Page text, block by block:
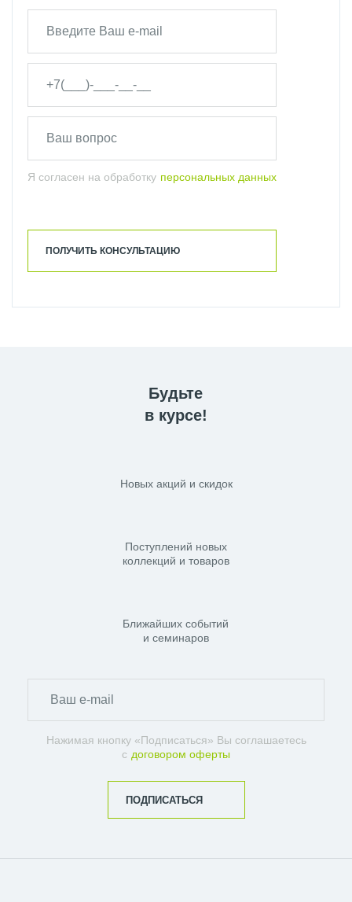
Я согласен на обработку персональных данных
ПОЛУЧИТЬ КОНСУЛЬТАЦИЮ
Будьте
в курсе!
Новых акций и скидок
Поступлений новых
коллекций и товаров
Ближайших событий
и семинаров
Нажимая кнопку «Подписаться» Вы соглашаетесь
с договором оферты
ПОДПИСАТЬСЯ